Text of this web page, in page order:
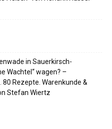
in Sauerkirsch-
Wachtel“ wagen? –
Rezepte. Warenkunde &
Stefan Wiertz